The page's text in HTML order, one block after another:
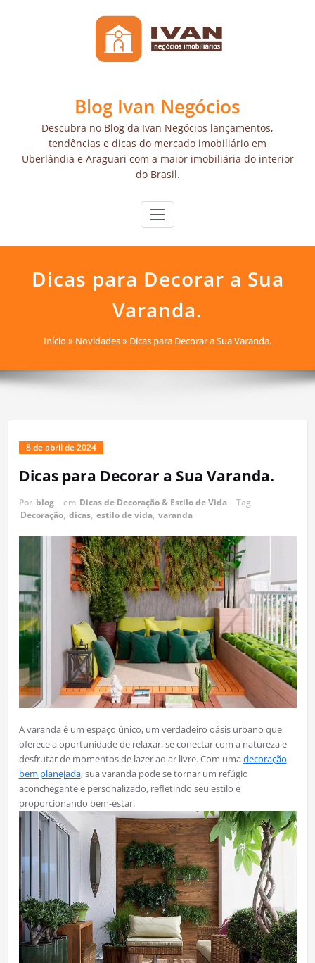
Blog Ivan Negócios
Descubra no Blog da Ivan Negócios lançamentos,
tendências e dicas do mercado imobiliário em
Uberlândia e Araguari com a maior imobiliária do interior
do Brasil.
Dicas para Decorar a Sua
Varanda.
Início» Novidades» Dicas para Decorar a Sua Varanda.
8 de abril de 2024
Dicas para Decorar a Sua Varanda.
Por blog em Dicas de Decoração & Estilo de Vida
Tag
Decoração, dicas, estilo de vida, varanda
A varanda é um espaço único, um verdadeiro oásis urbano que
oferece a oportunidade de relaxar, se conectar com a natureza e
desfrutar de momentos de lazer ao ar livre. Com umadecoração
bem planejada, sua varanda pode se tornar um refúgio
aconchegante e personalizado, refletindo seu estilo e
proporcionando bem-estar.